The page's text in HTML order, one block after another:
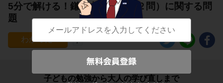
5分で解ける！鎌倉文化６（第２問）に関する問
題
7
子どもの勉強から大人の学び直しまで